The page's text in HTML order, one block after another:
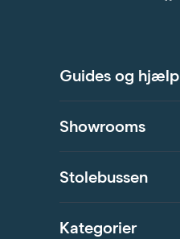
Guides og hjælp
Showrooms
Stolebussen
Kategorier